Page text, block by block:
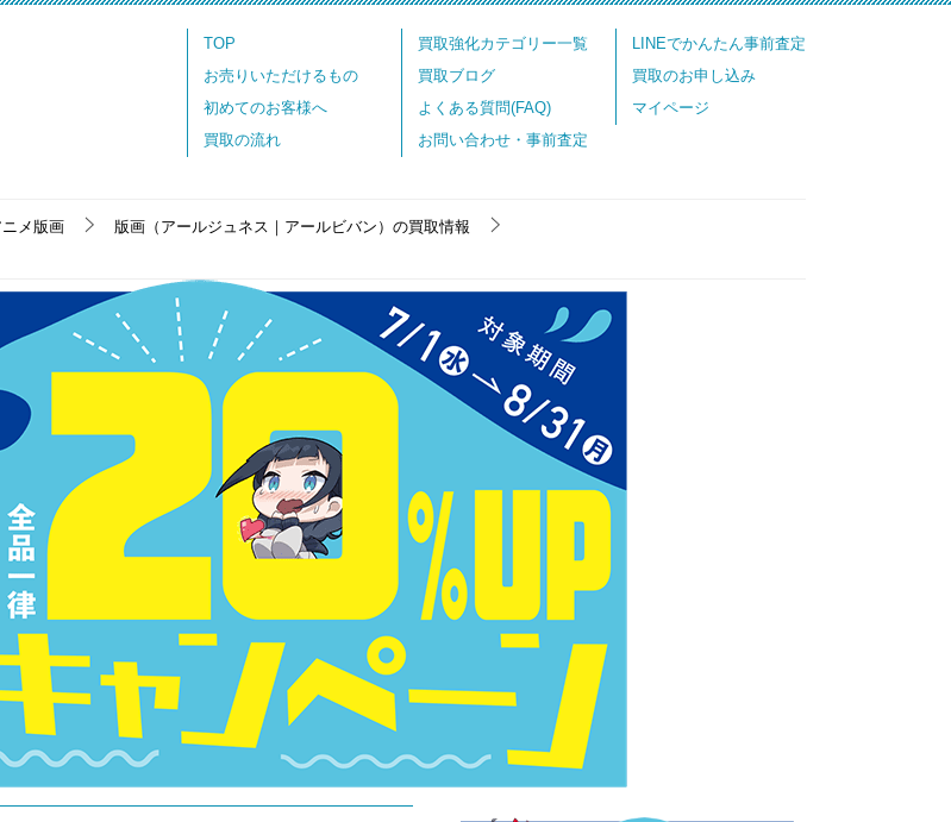
TOP
お売りいただけるもの
初めてのお客様へ
買取の流れ
買取強化カテゴリー一覧
買取ブログ
よくある質問(FAQ)
お問い合わせ・事前査定
LINEでかんたん事前査定
買取のお申し込み
マイページ
ニメ版画
版画（アールジュネス｜アールビバン）の買取情報